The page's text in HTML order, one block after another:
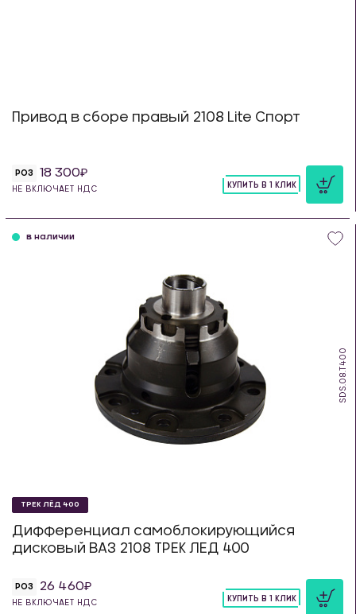
Привод в сборе правый 2108 Lite Спорт
РОЗ 18 300
НЕ ВКЛЮЧАЕТ НДС
КУПИТЬ В 1 КЛИК
SDS.08.T400
в наличии
ТРЕК ЛЁД 400
Дифференциал самоблокирующийся
дисковый ВАЗ 2108 ТРЕК ЛЕД 400
РОЗ 26 460
НЕ ВКЛЮЧАЕТ НДС
КУПИТЬ В 1 КЛИК